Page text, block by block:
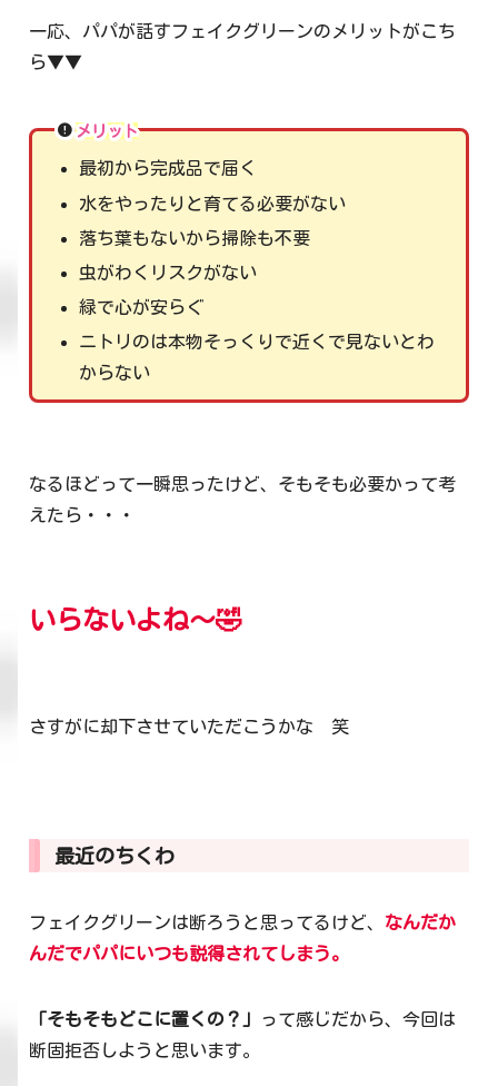
一応、パパが話すフェイクグリーンのメリットがこち
ら▼▼
メリット
最初から完成品で届く
水をやったりと育てる必要がない
落ち葉もないから掃除も不要
虫がわくリスクがない
緑で心が安らぐ
ニトリのは本物そっくりで近くで見ないとわ
からない
なるほどって一瞬思ったけど、そもそも必要かって考
えたら・・・
いらないよね～🤣
さすがに却下させていただこうかな 笑
最近のちくわ
フェイクグリーンは断ろうと思ってるけど、 なんだか
んだでパパにいつも説得されてしまう。
「そもそもどこに置くの？」
って感じだから、今回は
断固拒否しようと思います。